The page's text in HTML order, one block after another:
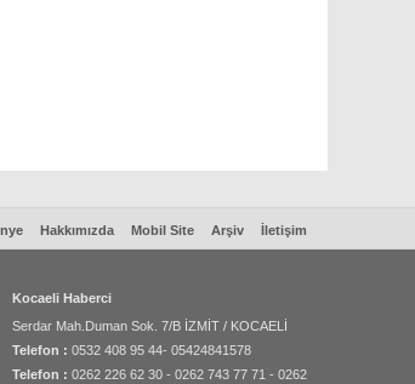
İletişim
Arşiv
Mobil Site
Hakkımızda
Kocaeli Haberci
Serdar Mah.Duman Sok. 7/B İZMİT / KOCAELİ
Telefon : 0532 408 95 44- 05424841578
Telefon : 0262 226 62 30 - 0262 743 77 71 - 0262